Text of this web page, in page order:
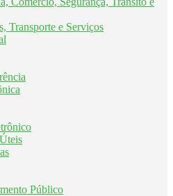
Transporte e Serviços
Público